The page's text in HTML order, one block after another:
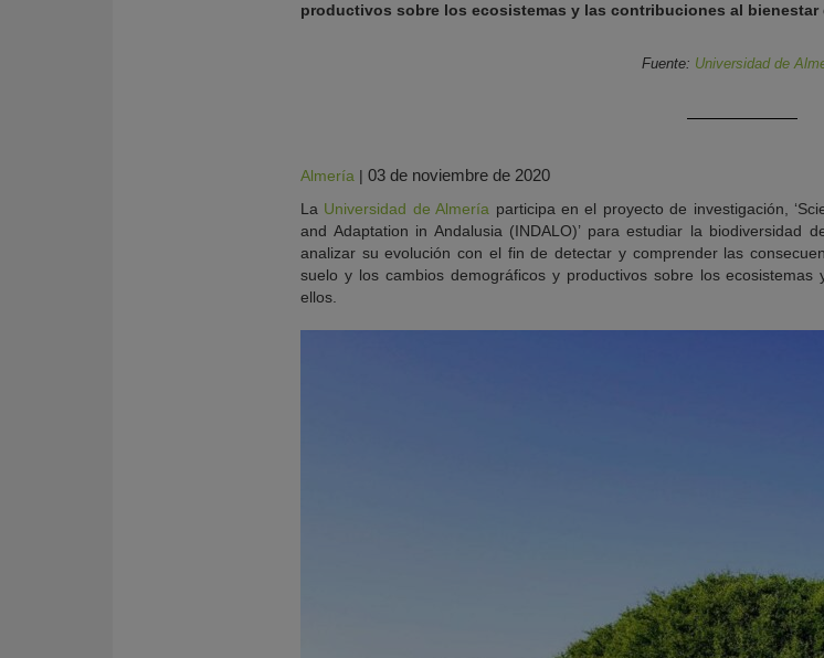
productivos sobre los ecosistemas y las contribuciones al bienestar
Fuente: Universidad de
Almería | 03 de noviembre de 2020
La Universidad de Almería participa en el proyecto de investigación,
and Adaptation in Andalusia (INDALO)’ para estudiar la biodiversidad
analizar su evolución con el fin de detectar y comprender las
suelo y los cambios demográficos y productivos sobre los
ellos.